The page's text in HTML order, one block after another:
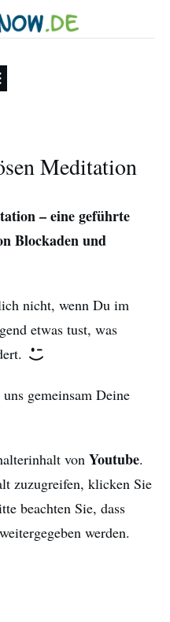
Meditation
– eine geführte
Blockaden und
nicht, wenn Du im
etwas tust, was
gemeinsam Deine
von Youtube.
zuzugreifen, klicken Sie
beachten Sie, dass
werden.